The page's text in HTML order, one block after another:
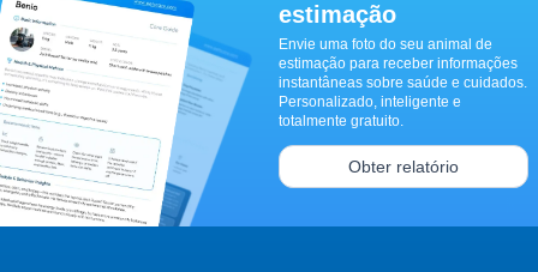
estimação
Envie uma foto do seu animal de
estimação para receber informações
instantâneas sobre saúde e cuidados.
Personalizado, inteligente e
totalmente gratuito.
Obter relatório